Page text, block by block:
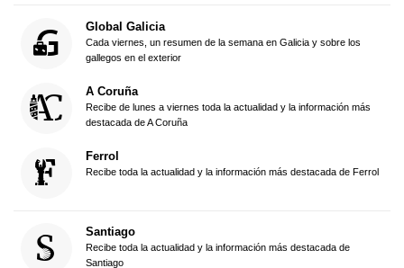
Global Galicia
Cada viernes, un resumen de la semana en Galicia y sobre los
gallegos en el exterior
A Coruña
Recibe de lunes a viernes toda la actualidad y la información más
destacada de A Coruña
Ferrol
Recibe toda la actualidad y la información más destacada de Ferrol
Santiago
Recibe toda la actualidad y la información más destacada de
Santiago